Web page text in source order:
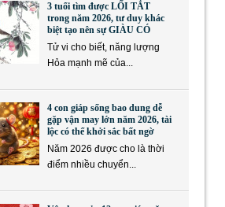
3 tuổi tìm được LỐI TẮT
trong năm 2026, tư duy khác
biệt tạo nên sự GIÀU CÓ
Tử vi cho biết, năng lượng
Hỏa mạnh mẽ của...
4 con giáp sống bao dung dễ
gặp vận may lớn năm 2026, tài
lộc có thể khởi sắc bất ngờ
Năm 2026 được cho là thời
điểm nhiều chuyển...